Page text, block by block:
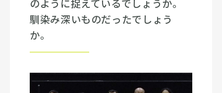
のように捉えているでしょうか。
馴染み深いものだったでしょう
か。